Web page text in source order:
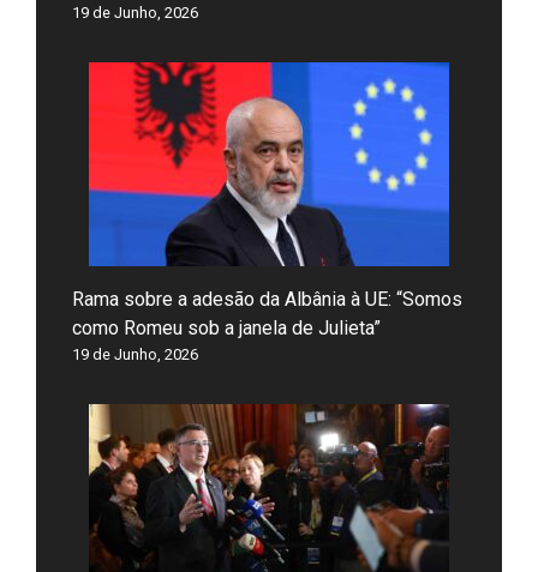
19 de Junho, 2026
Rama sobre a adesão da Albânia à UE: “Somos
como Romeu sob a janela de Julieta”
19 de Junho, 2026